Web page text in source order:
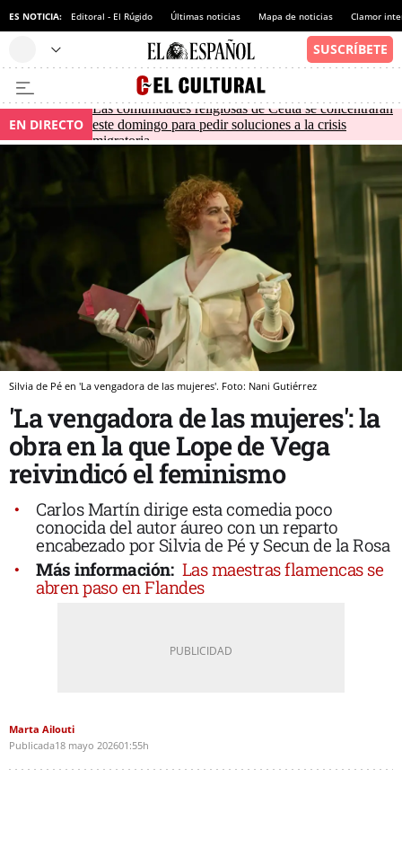
ES NOTICIA: Editoral - El Rúgido Últimas noticias Mapa de noticias Clamor
EN DIRECTO
Las comunidades religiosas de Ceuta se concentrarán
este domingo para pedir soluciones a la crisis
migratoria
Silvia de Pé en 'La vengadora de las mujeres'. Foto: Nani Gutiérrez
'La vengadora de las mujeres': la
obra en la que Lope de Vega
reivindicó el feminismo
Carlos Martín dirige esta comedia poco
conocida del autor áureo con un reparto
encabezado por Silvia de Pé y Secun de la Rosa
Más información: Las maestras flamencas se
abren paso en Flandes
Marta Ailouti
Publicada18 mayo 202601:55h